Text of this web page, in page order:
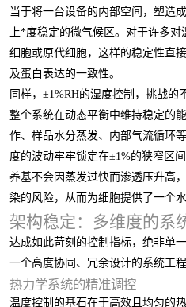
当于将一台设备的内部空间，塑造
上*度稳定的微气候区。对于许多
细胞或原代细胞，这样的稳定性直
及蛋白表达的一致性。
同样，±1%RH的湿度控制，挑战
整个系统在动态平衡中维持稳定的
作、样品水分蒸发、内部气流循环
度的波动牢牢锁定在±1%的狭窄区
养基不会因蒸发过快而渗透压升高
染的风险，从而为细胞提供了一个
架构稳定：多维度的系
达成如此苛刻的控制指标，绝非单
一个高度协同、冗余设计的系统工程
热力学系统的精准调控
温度控制的基石在于高效且均匀的